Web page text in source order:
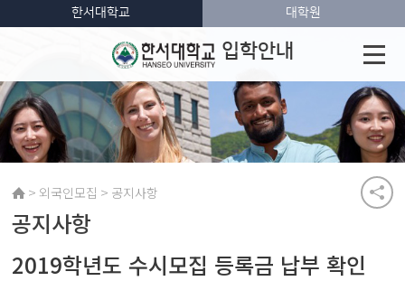
입학안내
한서대학교 대학원
> 외국인모집 > 공지사항
공지사항
2019학년도 수시모집 등록금 납부 확인